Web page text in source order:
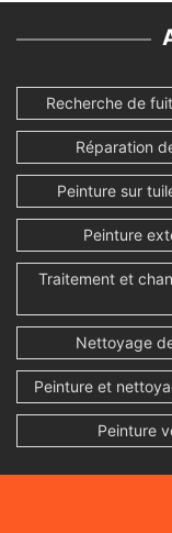
Recherche de
Réparation
Peinture sur
Peinture
Traitement et
Nettoyage
Peinture et
Peinture